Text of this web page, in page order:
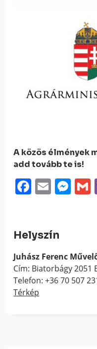
A közös élmények
add tovább te is!
Email
Helyszín
Juhász Ferenc
Cím: Biatorbágy 2051
Telefon: +36 70 507
Térkép